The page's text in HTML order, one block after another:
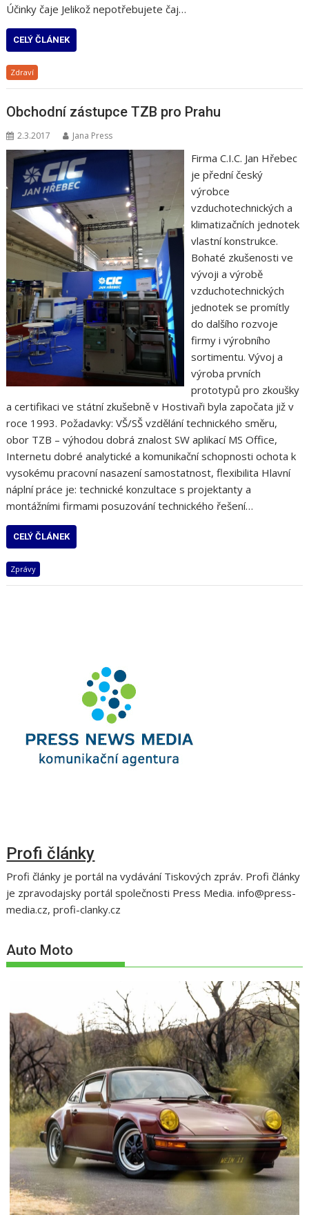
Účinky čaje Jelikož nepotřebujete čaj…
CELÝ ČLÁNEK
Zdraví
Obchodní zástupce TZB pro Prahu
2.3.2017 Jana Press
Firma C.I.C. Jan Hřebec
je přední český
výrobce
vzduchotechnických a
klimatizačních jednotek
vlastní konstrukce.
Bohaté zkušenosti ve
vývoji a výrobě
vzduchotechnických
jednotek se promítly
do dalšího rozvoje
firmy i výrobního
sortimentu. Vývoj a
výroba prvních
prototypů pro zkoušky
a certifikaci ve státní zkušebně v Hostivaři byla započata již v
roce 1993. Požadavky: VŠ/SŠ vzdělání technického směru,
obor TZB – výhodou dobrá znalost SW aplikací MS Office,
Internetu dobré analytické a komunikační schopnosti ochota k
vysokému pracovní nasazení samostatnost, flexibilita Hlavní
náplní práce je: technické konzultace s projektanty a
montážními firmami posuzování technického řešení…
CELÝ ČLÁNEK
Zprávy
Profi články
Profi články je portál na vydávání Tiskových zpráv. Profi články
je zpravodajsky portál společnosti Press Media. info@press-
media.cz, profi-clanky.cz
Auto Moto